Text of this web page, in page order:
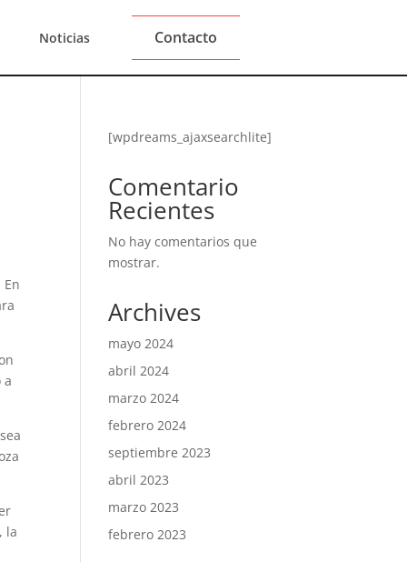
Noticias Contacto
a
la
[wpdreams_ajaxsearchlite]
Comentario
Recientes
No hay comentarios que
mostrar.
Archives
mayo 2024
abril 2024
marzo 2024
febrero 2024
septiembre 2023
abril 2023
marzo 2023
febrero 2023